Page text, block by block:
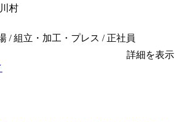
村
/ 組立・加工・プレス / 正社員
詳細を表示